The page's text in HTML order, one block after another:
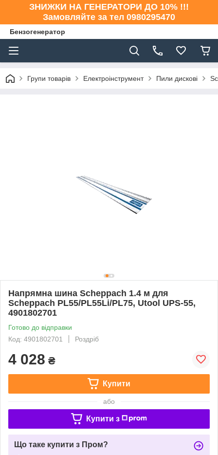
ЗНИЖКИ НА ГЕНЕРАТОРИ ДО 10% !!!
Замовляйте за тел 0980295470
Бензогенератор
Групи товарів Електроінструмент Пили дискові
Напрямна шина Scheppach 1.4 м для
Scheppach PL55/PL55Li/PL75, Utool UPS-55,
4901802701
Готово до відправки
Код: 4901802701
Роздріб
4 028 ₴
Купити
або
Купити з
Що таке купити з Пром?